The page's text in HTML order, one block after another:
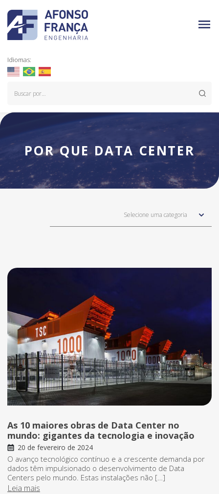
Idiomas:
POR QUE DATA CENTER
Selecione uma categoria
As 10 maiores obras de Data Center no
mundo: gigantes da tecnologia e inovação
20 de fevereiro de 2024
O avanço tecnológico contínuo e a crescente demanda por
dados têm impulsionado o desenvolvimento de Data
Centers pelo mundo. Estas instalações não […]
Leia mais